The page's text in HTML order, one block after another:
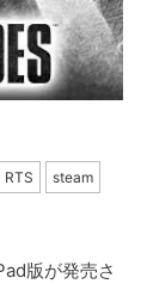
RTS steam
版が発売さ